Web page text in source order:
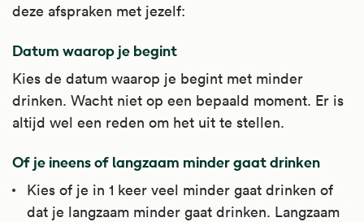
deze afspraken met jezelf:
Datum waarop je begint
Kies de datum waarop je begint met minder
drinken. Wacht niet op een bepaald moment. Er is
altijd wel een reden om het uit te stellen.
Of je ineens of langzaam minder gaat drinken
Kies of je in 1 keer veel minder gaat drinken of
dat je langzaam minder gaat drinken. Langzaam